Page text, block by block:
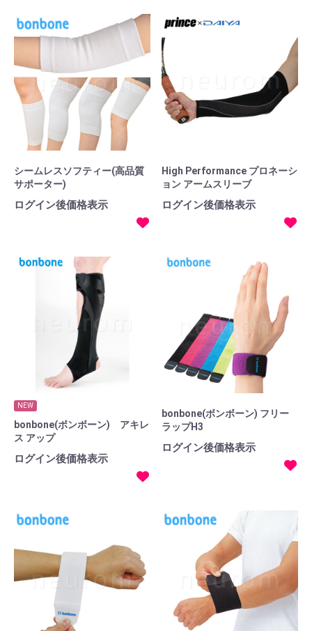
シームレスソフティー(高品質
サポーター)
ログイン後価格表示
High Performance プロネーシ
ョン アームスリーブ
ログイン後価格表示
NEW
bonbone(ボンボーン) アキレ
ス アップ
ログイン後価格表示
bonbone(ボンボーン) フリー
ラップH3
ログイン後価格表示